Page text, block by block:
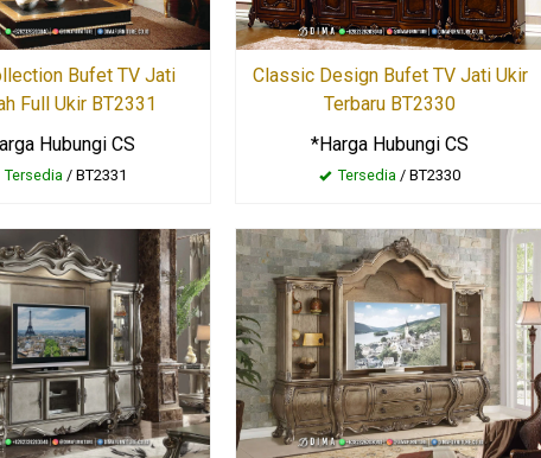
Bufet TV Jati
Full Ukir BT2331
Hubungi CS
Tersedia/ BT2331
Classic Design Bufet TV Jati Ukir
Terbaru BT2330
*Harga Hubungi CS
Tersedia / BT2330